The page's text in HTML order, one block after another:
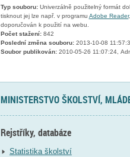
Typ souboru:Univerzálně použitelný formát
tisknout jej lze např. v programu Adobe Reader
doporučován k použití na webu.
Počet stažení:842
Poslední změna souboru:2013-10-08
Soubor publikován:2010-05-26 11:07:24,
MINISTERSTVO ŠKOLSTVÍ,
Rejstříky, databáze
Statistika školství